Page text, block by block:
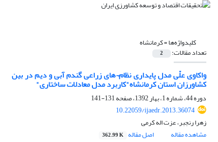
کلیدواژه‌ها =کرمانشاه
تعداد مقالات: 2
واکاوی علّی مدل پایداری نظام¬های زراعی گندم آبی و دیم در بین
کشاورزان استان کرمانشاه"کاربرد مدل معادلات ساختاری"
دوره 44، شماره 1، بهار 1392، صفحه
131-141
10.22059/ijaedr.2013.36074
زهرا رنجبر، عزت اله کرمی
مشاهده مقاله
اصل مقاله 362.99 K